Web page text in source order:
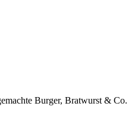
Burger, Bratwurst & Co.